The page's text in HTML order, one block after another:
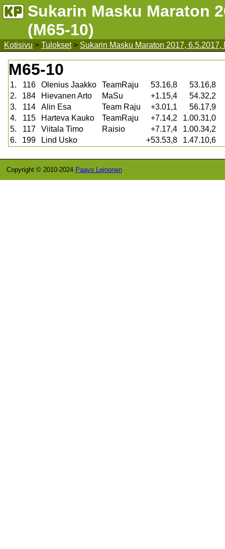
Sukarin Masku Maraton
(M65-10)
Kotisivu > Tulokset> Sukarin Masku Maraton 2017, 6.5.2017,
M65-10
1. 116 Olenius Jaakko TeamRaju 53.16,8
53.16,8
2.
184 Hievanen Arto MaSu +1.15,4
54.32,2
3.
114 Alin Esa Team Raju +3.01,1
56.17,9
4.
115 Harteva Kauko TeamRaju +7.14,2
1.00.31,0
5.
117 Viitala Timo Raisio +7.17,4
1.00.34,2
6.
199 Lind Usko +53.53,8 1.47.10,6
Copyright © 2010-2024 Paavo Leinonen